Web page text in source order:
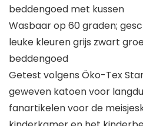
beddengoed met kussen
Wasbaar op 60 graden;
leuke kleuren grijs zwart
beddengoed
Getest volgens Öko-Tex
geweven katoen voor
fanartikelen voor de